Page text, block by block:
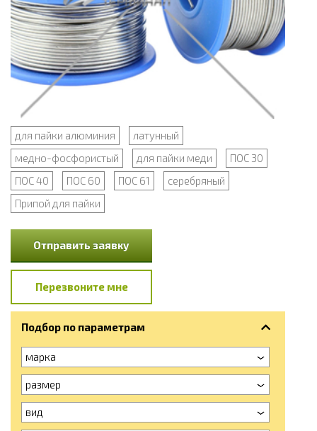
для пайки алюминия
латунный
медно-фосфористый
для пайки меди
ПОС 30
ПОС 40
ПОС 60 ПОС 61
серебряный
Припой для пайки
Отправить заявку
Перезвоните мне
Подбор по параметрам
марка
размер
вид